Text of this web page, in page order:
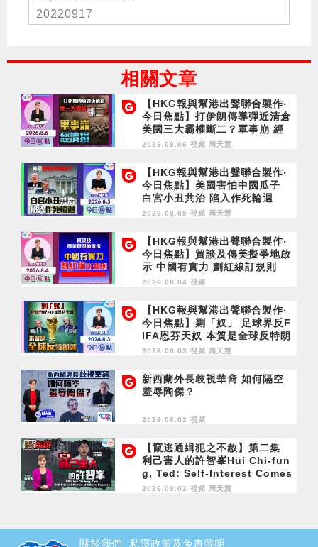
20220917
相關文章
【HKG報與幫港出聲聯合製作‧
今日焦點】打伊朗傳導彈近清倉
美國三大霸權斷二？軍事崩 經
濟損
2026.08.06 視頻 周天慧
【HKG報與幫港出聲聯合製作‧
今日焦點】美國害怕中國瓜子
白宮小丑共治 陷入作死輪迴
2026.08.05 視頻 周天慧
【HKG報與幫港出聲聯合製作‧
今日焦點】貿談及傳美擬爭地啟
示 中國有實力 劃紅線訂規則
2026.08.04 視頻
【HKG報與幫港出聲聯合製作‧
今日焦點】剿「奴」 足球界反F
IFA恩芬天奴 本質是全球反特朗
普
2026.08.03 視頻 周天慧
新西蘭外長歧視華裔 如何隔空
羞辱陶傑？
2026.08.02 視頻
【竄逃通緝犯之不赦】第二集
利己害人的許智峯Hui Chi-fun
g, Ted: Self-Interest Comes
at Others' Expense
2026.08.02 視頻 周天慧
關於我們 私隱政策及免責聲明